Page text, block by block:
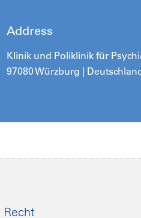
Address
Klinik und Poliklinik für
97080 Würzburg |
Recht